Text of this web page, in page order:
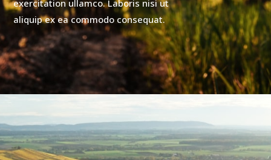
exercitation ullamco. Laboris nisi ut
aliquip ex ea commodo consequat.